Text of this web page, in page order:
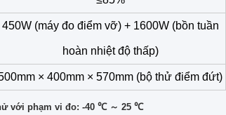
450W (máy đo điểm vỡ) + 1600W (bồn tuần
hoàn nhiệt độ thấp)
× 400mm × 570mm (bộ thử điểm đứt)
với phạm vi đo: -40 ℃ ～ 25 ℃